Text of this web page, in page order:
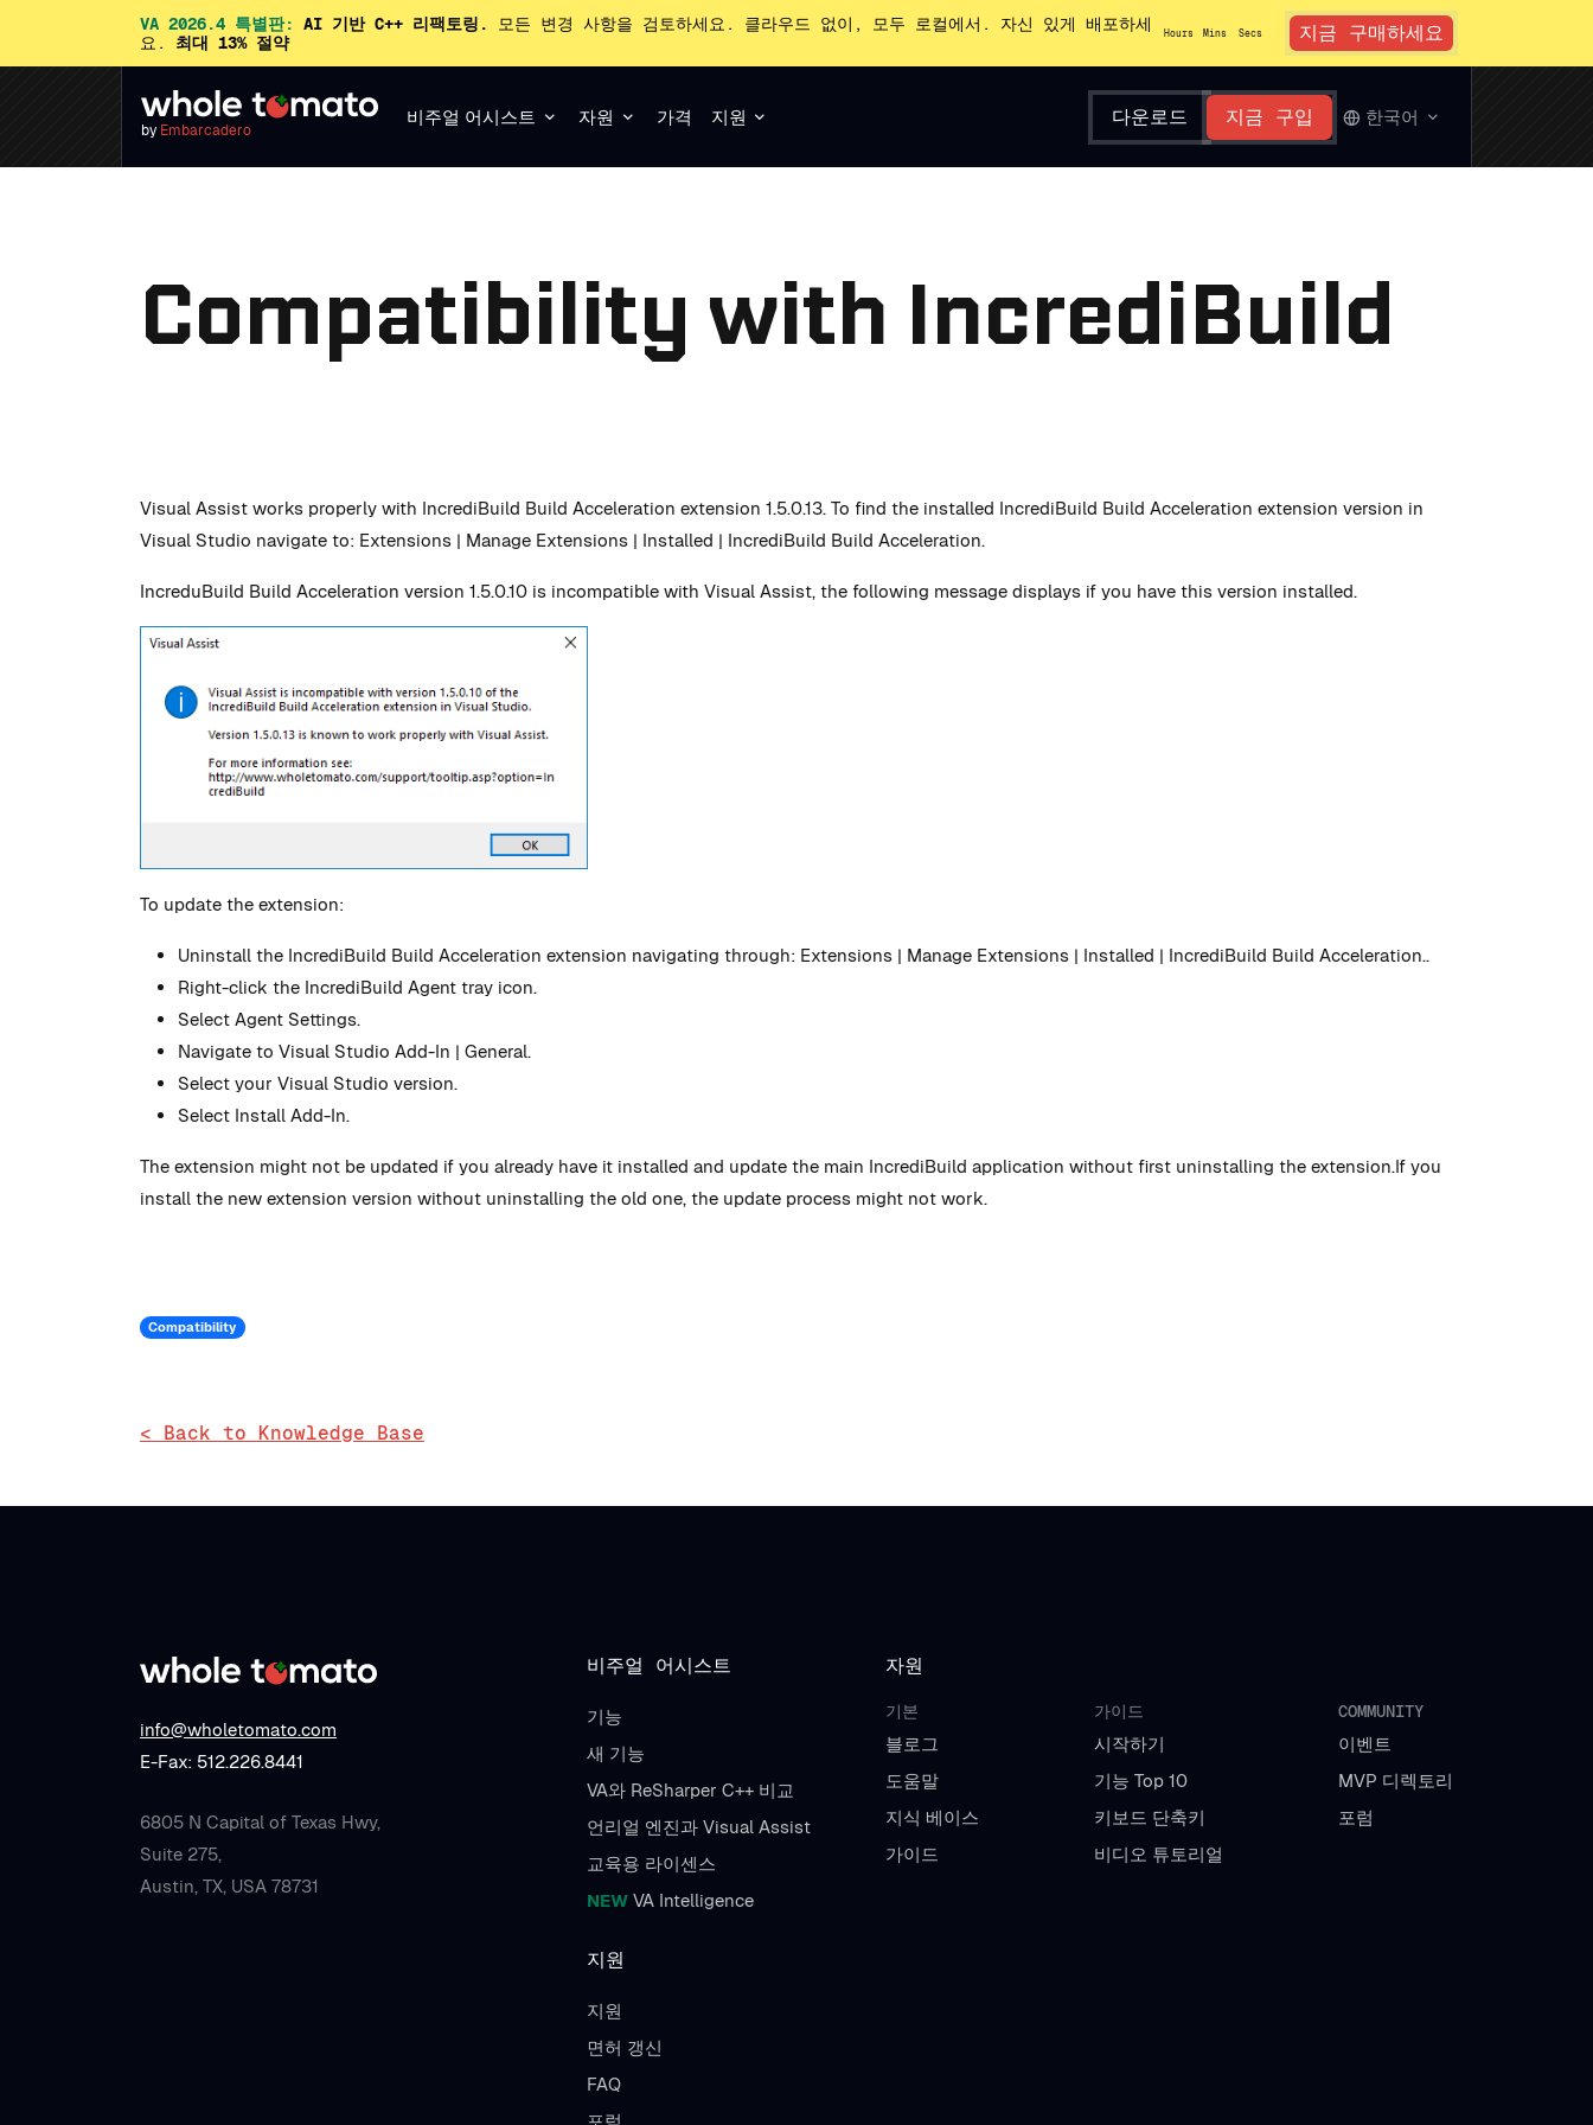
VA 2026.4 특별판: AI 기반 C++ 리팩토링.
모든 변경 사항을 검토하세요. 클라우드 없이, 모두 로컬에서. 자신 있게 배포하세
요. 최대 13% 절약 Hours Mins Secs 지금 구매하세요
by Embarcadero
비주얼 어시스트 자원 가격 지원 다운로드 지금 구입 한국어
Compatibility with IncrediBuild
Visual Assist works properly with IncrediBuild Build Acceleration extension 1.5.0.13. To find the installed IncrediBuild Build Acceleration extension version in
Visual Studio navigate to: Extensions | Manage Extensions | Installed | IncrediBuild Build Acceleration.
IncreduBuild Build Acceleration version 1.5.0.10 is incompatible with Visual Assist, the following message displays if you have this version installed.
To update the extension:
Uninstall the IncrediBuild Build Acceleration extension navigating through: Extensions | Manage Extensions | Installed | IncrediBuild Build Acceleration..
Right-click the IncrediBuild Agent tray icon.
Select Agent Settings.
Navigate to Visual Studio Add-In | General.
Select your Visual Studio version.
Select Install Add-In.
The extension might not be updated if you already have it installed and update the main IncrediBuild application without first uninstalling the extension.If you
install the new extension version without uninstalling the old one, the update process might not work.
Compatibility
< Back to Knowledge Base
info@wholetomato.com
E-Fax: 512.226.8441
6805 N Capital of Texas Hwy,
Suite 275,
Austin, TX, USA 78731
비주얼 어시스트
기능
새 기능
VA와 ReSharper C++ 비교
언리얼 엔진과 Visual Assist
교육용 라이센스
NEW VA Intelligence
자원
기본
블로그
도움말
지식 베이스
가이드
가이드
시작하기
기능 Top 10
키보드 단축키
비디오 튜토리얼
COMMUNITY
이벤트
MVP 디렉토리
포럼
지원
지원
면허 갱신
FAQ